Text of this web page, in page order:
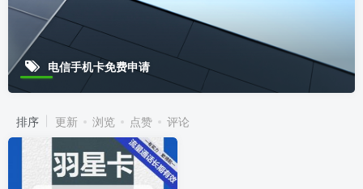
电信手机卡免费申请
排序 更新 浏览 点赞 评论